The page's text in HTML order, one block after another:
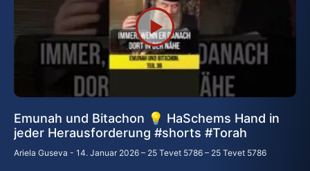
Emunah und Bitachon 💡 HaSchems Hand in
jeder Herausforderung #shorts #Torah
Ariela Guseva 14. Januar 2026 – 25 Tevet 5786 – 25 Tevet 5786